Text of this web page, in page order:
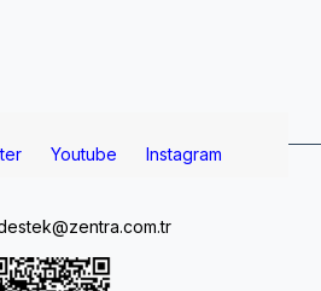
Youtube Instagram